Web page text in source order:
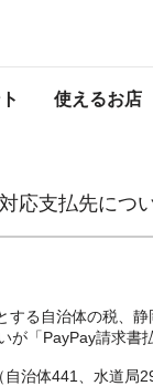
使えるお店
PayPay
応支払先につ
る自治体の税、
が「PayPay請求書
治体441、水道局